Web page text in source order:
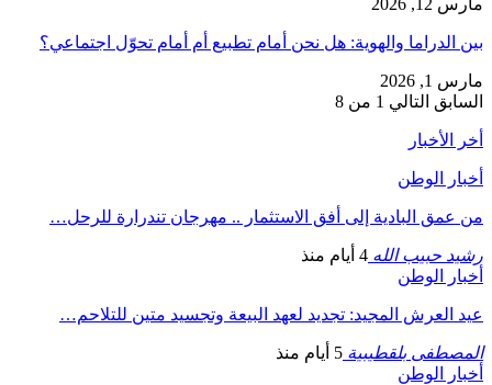
مارس 12, 2026
بين الدراما والهوية: هل نحن أمام تطبيع أم أمام تحوّل اجتماعي؟
مارس 1, 2026
السابق التالي 1 من 8
أخر الأخبار
أخبار الوطن
من عمق البادية إلى أفق الاستثمار .. مهرجان تندرارة للرحل…
رشيد حبيب الله 4 أيام منذ
أخبار الوطن
عيد العرش المجيد: تجديد لعهد البيعة وتجسيد متين للتلاحم…
المصطفى بلقطيبية 5 أيام منذ
أخبار الوطن